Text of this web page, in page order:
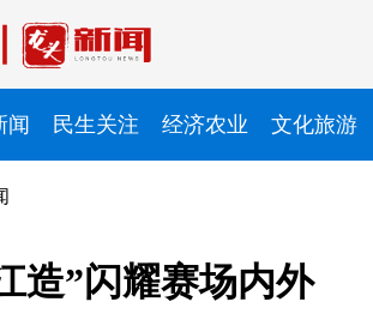
闻 民生关注 经济农业 文化旅游
造”闪耀赛场内外